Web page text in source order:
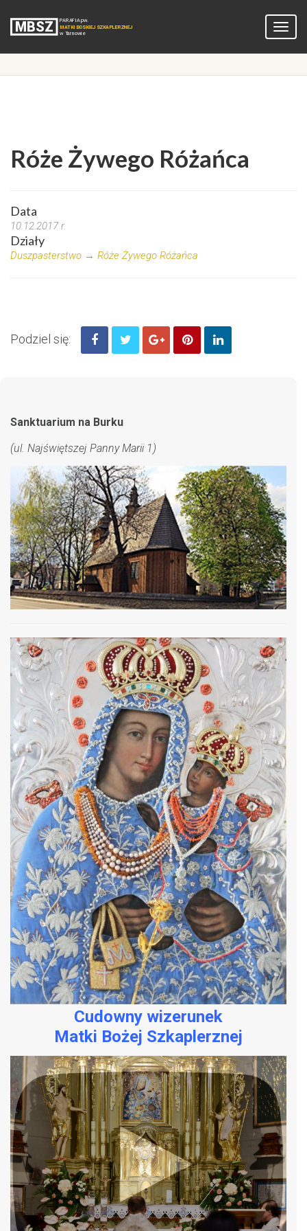
Róże Żywego Różańca
Data
10.12.2017 r.
Działy
Duszpasterstwo → Róże Żywego Różańca
Podziel się:
Sanktuarium na Burku
(ul. Najświętszej Panny Marii 1)
Cudowny wizerunek
Matki Bożej Szkaplerznej